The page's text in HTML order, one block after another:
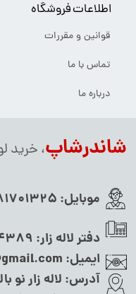
شاندرشاپ، خرید
موبایل:
دفتر لاله زار:
ایمیل:
آدرس: لاله زار نو
اطلاعات فروشگاه
قوانین و مقررات
تماس با ما
درباره ما